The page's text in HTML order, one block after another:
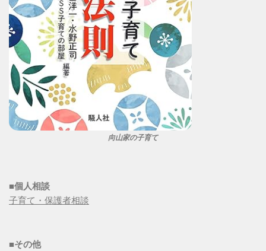
向山家の子育て
■個人相談
子育て・保護者相談
■その他